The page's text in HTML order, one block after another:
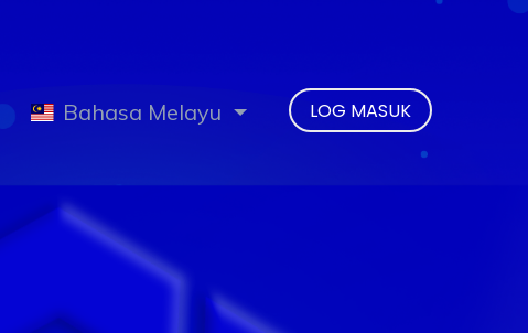
LOG MASUK
Bahasa Melayu